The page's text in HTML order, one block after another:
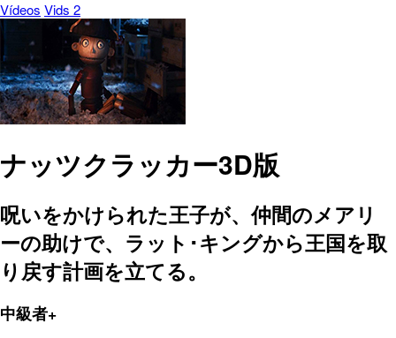
Vídeos Vids 2
ナッツクラッカー3D版
呪いをかけられた王子が、仲間のメアリ
ーの助けで、ラット･キングから王国を取
り戻す計画を立てる。
中級者+